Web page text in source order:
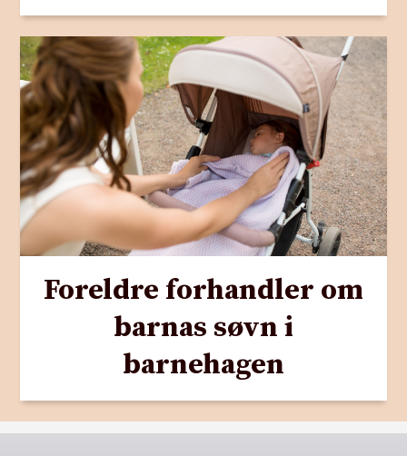
Foreldre forhandler om
barnas søvn i
barnehagen